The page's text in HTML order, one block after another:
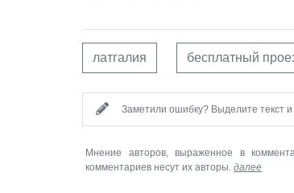
латгалия бесплатный
Заметили ошибку? Выделите текст
Мнение авторов, выраженное в
комментариев несут их авторы. далее